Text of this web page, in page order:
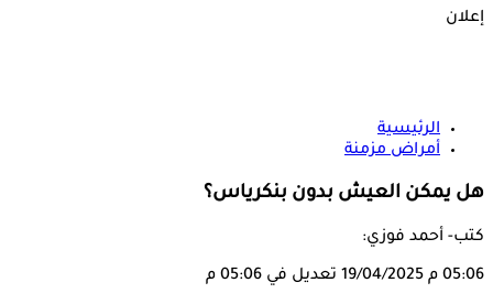
إعلان
الرئيسية
أمراض مزمنة
هل يمكن العيش بدون بنكرياس؟
كتب- أحمد فوزي:
05:06 م 19/04/2025 تعديل في 05:06 م